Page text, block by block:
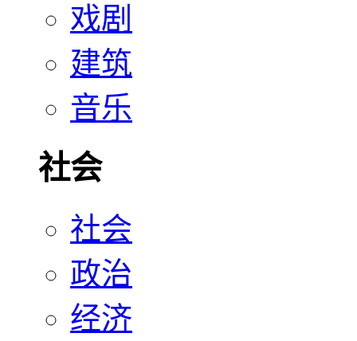
戏剧
建筑
音乐
社会
社会
政治
经济